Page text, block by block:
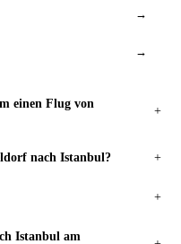
→
→
einen Flug von
+
nach Istanbul? +
+
Istanbul am